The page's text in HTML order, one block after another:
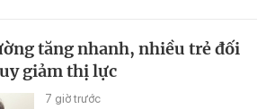
tăng nhanh, nhiều trẻ đối
giảm thị lực
7 giờ trước